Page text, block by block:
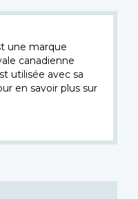
une marque
canadienne
utilisée avec sa
en savoir plus sur